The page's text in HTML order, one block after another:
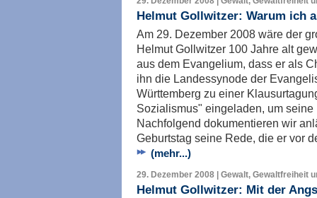
Helmut Gollwitzer: Warum ich
Am 29. Dezember 2008 wäre der
Helmut Gollwitzer 100 Jahre alt
aus dem Evangelium, dass er als
ihn die Landessynode der
Württemberg zu einer
Sozialismus" eingeladen, um
Nachfolgend dokumentieren wir
Geburtstag seine Rede, die er vor
(mehr...)
29. Dezember 2008 | Gewalt, Gewaltfreiheit
Helmut Gollwitzer: Mit der